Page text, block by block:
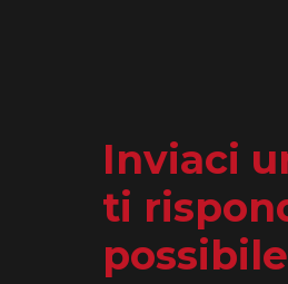
Inviaci
ti
possibile